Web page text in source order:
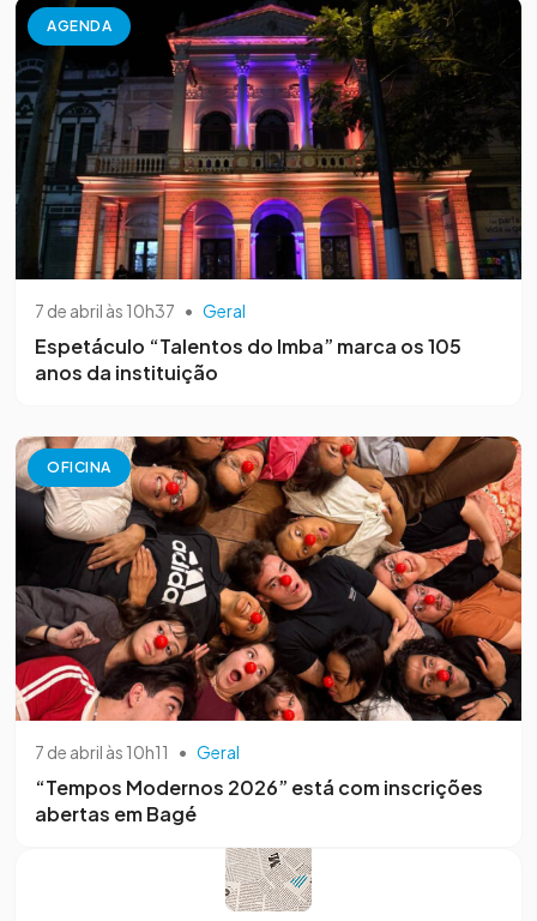
AGENDA
7 de abril às 10h37 • Geral
Espetáculo “Talentos do Imba” marca os 105
anos da instituição
OFICINA
7 de abril às 10h11 • Geral
“Tempos Modernos 2026” está com inscrições
abertas em Bagé